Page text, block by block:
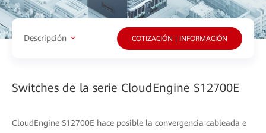
Descripción COTIZACIÓN | INFORMACIÓN
Switches de la serie CloudEngine S12700E
CloudEngine S12700E hace posible la convergencia cableada e